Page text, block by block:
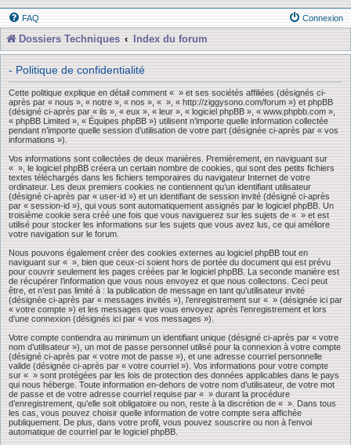
FAQ Connexion
Dossiers Techniques Index du forum
- Politique de confidentialité
Cette politique explique en détail comment « » et ses sociétés affiliées (désignés ci-
après par « nous », « notre », « nos », « », « http://ziggysono.com/forum ») et phpBB
(désigné ci-après par « ils », « eux », « leur », « logiciel phpBB », « www.phpbb.com »,
« phpBB Limited », « Équipes phpBB ») utilisent n’importe quelle information collectée
pendant n’importe quelle session d’utilisation de votre part (désignée ci-après par « vos
informations »).
Vos informations sont collectées de deux manières. Premièrement, en naviguant sur
« », le logiciel phpBB créera un certain nombre de cookies, qui sont des petits fichiers
textes téléchargés dans les fichiers temporaires du navigateur Internet de votre
ordinateur. Les deux premiers cookies ne contiennent qu’un identifiant utilisateur
(désigné ci-après par « user-id ») et un identifiant de session invité (désigné ci-après
par « session-id »), qui vous sont automatiquement assignés par le logiciel phpBB. Un
troisième cookie sera créé une fois que vous naviguerez sur les sujets de « » et est
utilisé pour stocker les informations sur les sujets que vous avez lus, ce qui améliore
votre navigation sur le forum.
Nous pouvons également créer des cookies externes au logiciel phpBB tout en
naviguant sur « », bien que ceux-ci soient hors de portée du document qui est prévu
pour couvrir seulement les pages créées par le logiciel phpBB. La seconde manière est
de récupérer l’information que vous nous envoyez et que nous collectons. Ceci peut
être, et n’est pas limité à : la publication de message en tant qu’utilisateur invité
(désignée ci-après par « messages invités »), l’enregistrement sur « » (désignée ici par
« votre compte ») et les messages que vous envoyez après l’enregistrement et lors
d’une connexion (désignés ici par « vos messages »).
Votre compte contiendra au minimum un identifiant unique (désigné ci-après par « votre
nom d’utilisateur »), un mot de passe personnel utilisé pour la connexion à votre compte
(désigné ci-après par « votre mot de passe »), et une adresse courriel personnelle
valide (désignée ci-après par « votre courriel »). Vos informations pour votre compte
sur « » sont protégées par les lois de protection des données applicables dans le pays
qui nous héberge. Toute information en-dehors de votre nom d’utilisateur, de votre mot
de passe et de votre adresse courriel requise par « » durant la procédure
d’enregistrement, qu’elle soit obligatoire ou non, reste à la discrétion de « ». Dans tous
les cas, vous pouvez choisir quelle information de votre compte sera affichée
publiquement. De plus, dans votre profil, vous pouvez souscrire ou non à l’envoi
automatique de courriel par le logiciel phpBB.